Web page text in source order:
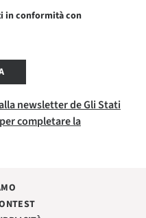
in conformità con
newsletter de Gli Stati
completare la